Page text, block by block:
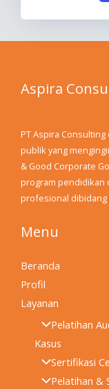
Aspira
PT Aspira
publik yang
& Good Corporate
program pendidikan
profesional
Menu
Beranda
Profil
Layanan
Pelatihan
Kasus
Sertifikasi
Pelatihan &